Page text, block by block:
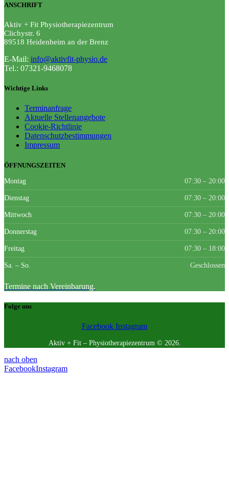
ANSCHRIFT
Aktiv + Fit Physiotherapiezentrum
Clichystr. 6
89518 Heidenheim an der Brenz
E-Mail: info@aktivfit-physio.de
Tel.: 07321-9468078
Wichtige Links
Terminanfrage
Aktuelle Stellenangebote
Cookie-Richtlinie
Datenschutzbestimmungen
Impressum
ÖFFNUNGSZEITEN
Montag 07:30 – 20:00
Dienstag 07:30 – 20:00
Mittwoch 07:30 – 20:00
Donnerstag 07:30 – 20:00
Freitag 07:30 – 18:00
Sa. – So. Geschlossen
Termine nach Vereinbarung.
Folge uns
Facebook Instagram
Aktiv + Fit – Physiotherapiezentrum © 2026.
nach oben
FacebookInstagram